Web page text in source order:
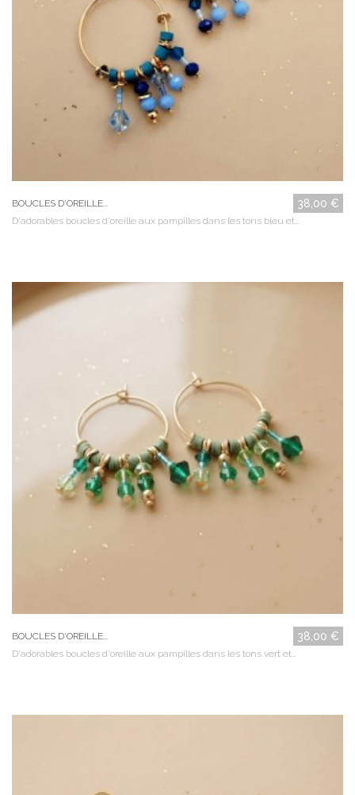
BOUCLES D'OREILLE... 38,00 €
D'adorables boucles d'oreille aux pampilles dans les tons bleu et...
BOUCLES D'OREILLE... 38,00 €
D'adorables boucles d'oreille aux pampilles dans les tons vert et...